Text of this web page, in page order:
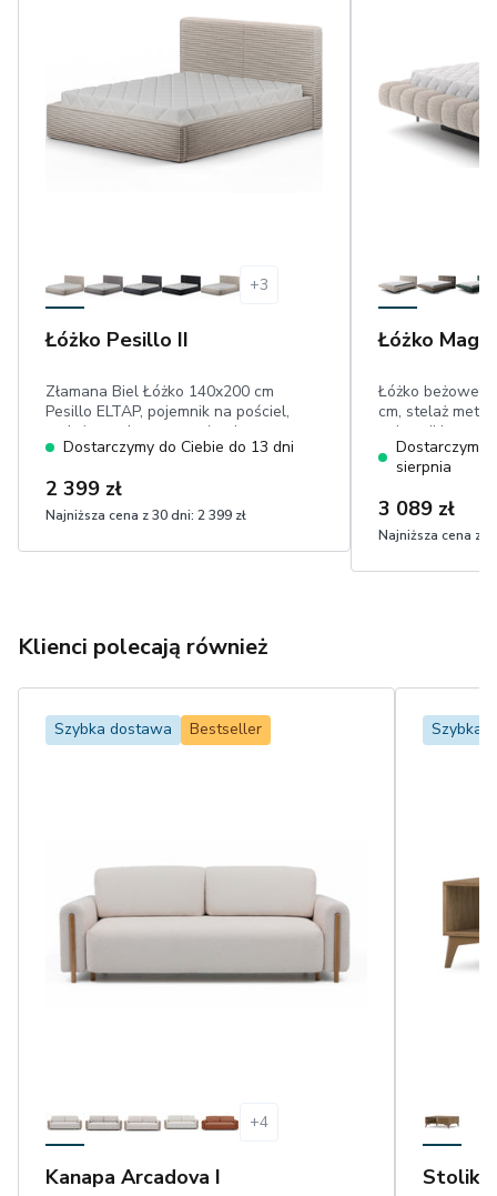
+3
Łóżko Pesillo II
Złamana Biel Łóżko 140x200 cm
Pesillo ELTAP, pojemnik na pościel,
stelaż metalowy, wezgłowie
tapicerowane tkaniną sztruksową
Dostarczymy do Ciebie do 13 dni
2 399 zł
Najniższa cena z 30 dni: 2 399 zł
Łóżko
Łóżko beżowe,
cm, stelaż
pojemnikiem na
Dostarczymy
sierpnia
3 089 zł
Najniższa cena z
Klienci polecają również
Szybka dostawa Bestseller
+4
Kanapa Arcadova I
Szybka
Stolik